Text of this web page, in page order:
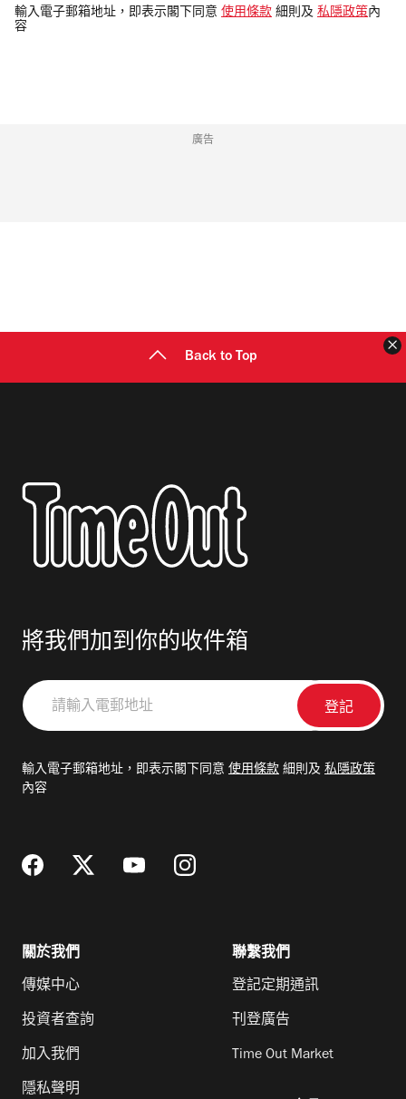
電
郵
輸入電子郵箱地址，即表示閣下同意 使用條款 細則及 私隱政策內
容
廣告
Back to Top
將我們加到你的收件箱
請
輸
郵
輸入電子郵箱地址，即表示閣下同意 使用條款 細則及 私隱政策
內容
關於我們
傳媒中心
投資者查詢
加入我們
隱私聲明
聯繫我們
登記定期通訊
刊登廣告
Time Out Market